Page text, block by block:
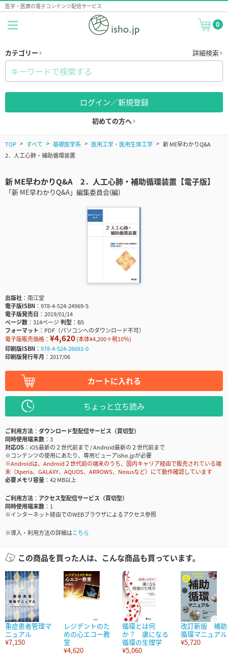
医学・医療の電子コンテンツ配信サービス
0
カテゴリー 詳細検索
ログイン／新規登録
初めての方へ
TOP すべて 基礎医学系 医用工学・医用生体工学
新 ME早わかりQ&A
2．人工心肺・補助循環装置
新 ME早わかりQ&A 2．人工心肺・補助循環装置【電子版】
「新 ME早わかりQ&A」編集委員会(編)
出版社
南江堂
電子版ISBN
978-4-524-24969-5
電子版発売日
2019/01/14
ページ数
314ページ判型
B5
フォーマット
PDF（パソコンへのダウンロード不可）
電子版販売価格： ¥4,620(本体¥4,200＋税10％)
印刷版ISBN
978-4-524-26692-0
印刷版発行年月
2017/06
カートに入れる
ちょっと立ち読み
ご利用方法
ダウンロード型配信サービス（買切型）
同時使用端末数
3
対応OS
iOS最新の２世代前まで / Android最新の２世代前まで
※コンテンツの使用にあたり、専用ビューアisho.jpが必要
※Androidは、Android２世代前の端末のうち、国内キャリア経由で販売されている端
末（Xperia、GALAXY、AQUOS、ARROWS、Nexusなど）にて動作確認しています
必要メモリ容量
42 MB以上
ご利用方法
アクセス型配信サービス（買切型）
同時使用端末数
1
※インターネット経由でのWEBブラウザによるアクセス参照
※導入・利用方法の詳細はこちら
この商品を買った人は、こんな商品も買っています。
重症患者管理マ
ニュアル
¥7,150
レジデントのた
めの心エコー教
室
¥4,620
循環とは何
か？ 虜になる
循環の生理学
¥5,060
改訂新版 補助
循環マニュアル
¥5,720